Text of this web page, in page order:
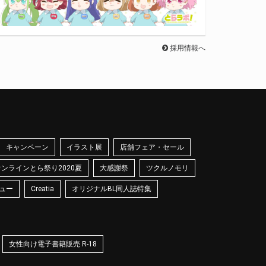
採用情報へ
キャンペーン イラスト展 店舗フェア・セール
ラインとら祭り2020夏 大感謝祭 ツクルノモリ
ー Creatia オリジナルBL同人誌特集
女性向け電子書籍販売 R-18